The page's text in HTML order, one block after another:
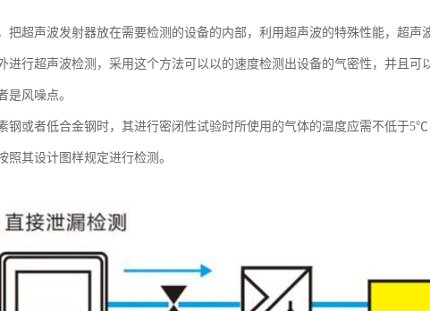
把超声波发射器放在需要检测的设备的内部，利用超声波的特殊性能，超声
进行超声波检测，采用这个方法可以以的速度检测出设备的气密性，并且可
是风噪点。
钢或者低合金钢时，其进行密闭性试验时所使用的气体的温度应需不低于
照其设计图样规定进行检测。